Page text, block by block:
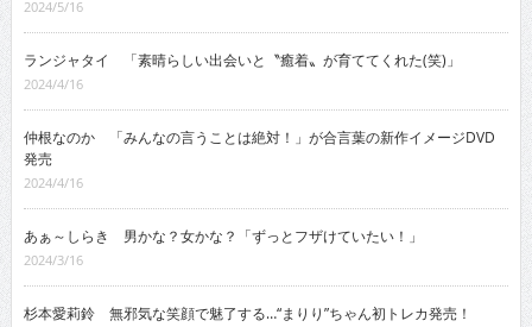
2024/5/16
ランジャタイ 「素晴らしい出会いと〝癒着〟が育ててくれた(笑)」
2024/4/16
仲根なのか 「みんなの言うことは絶対！」が合言葉の新作イメージDVD
発売
2024/4/16
あぁ～しらき 男かな？女かな？「ずっとフザけていたい！」
2024/3/16
杉本愛莉鈴 無邪気な笑顔で魅了する…“まりり”ちゃん初トレカ発売！